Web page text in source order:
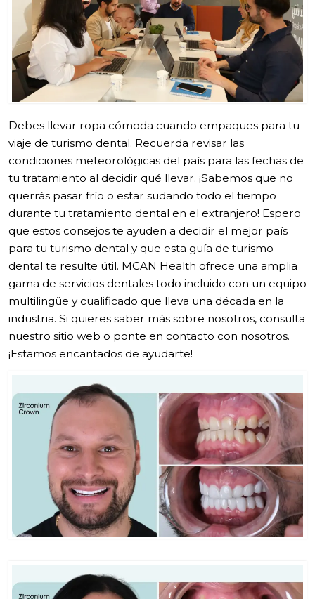
Debes llevar ropa cómoda cuando empaques para tu
viaje de turismo dental. Recuerda revisar las
condiciones meteorológicas del país para las fechas de
tu tratamiento al decidir qué llevar. ¡Sabemos que no
querrás pasar frío o estar sudando todo el tiempo
durante tu tratamiento dental en el extranjero! Espero
que estos consejos te ayuden a decidir el mejor país
para tu turismo dental y que esta guía de turismo
dental te resulte útil. MCAN Health ofrece una amplia
gama de servicios dentales todo incluido con un equipo
multilingüe y cualificado que lleva una década en la
industria. Si quieres saber más sobre nosotros, consulta
nuestro sitio web o ponte en contacto con nosotros.
¡Estamos encantados de ayudarte!